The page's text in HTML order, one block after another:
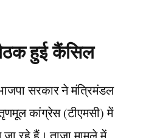
हुई कैंसिल
सरकार ने मंत्रिमंडल
तृणमूल कांग्रेस (टीएमसी) में